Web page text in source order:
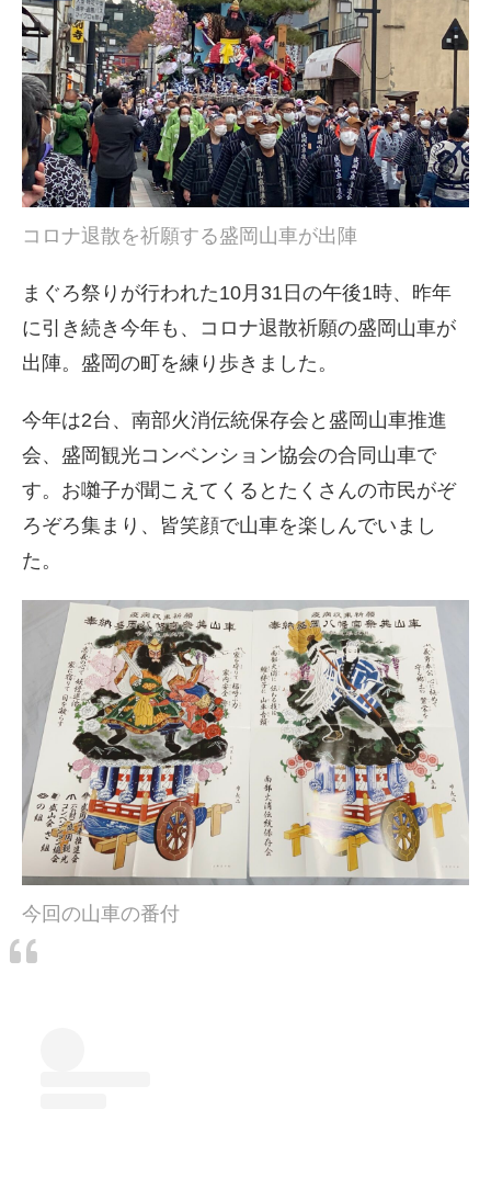
コロナ退散を祈願する盛岡山車が出陣
まぐろ祭りが行われた10月31日の午後1時、昨年
に引き続き今年も、コロナ退散祈願の盛岡山車が
出陣。盛岡の町を練り歩きました。
今年は2台、南部火消伝統保存会と盛岡山車推進
会、盛岡観光コンベンション協会の合同山車で
す。お囃子が聞こえてくるとたくさんの市民がぞ
ろぞろ集まり、皆笑顔で山車を楽しんでいまし
た。
今回の山車の番付